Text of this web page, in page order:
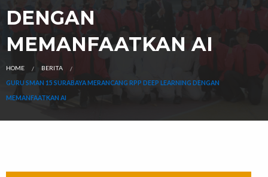
DENGAN
MEMANFAATKAN AI
HOME BERITA
GURU SMAN 15 SURABAYA MERANCANG RPP DEEP LEARNING DENGAN
MEMANFAATKAN AI